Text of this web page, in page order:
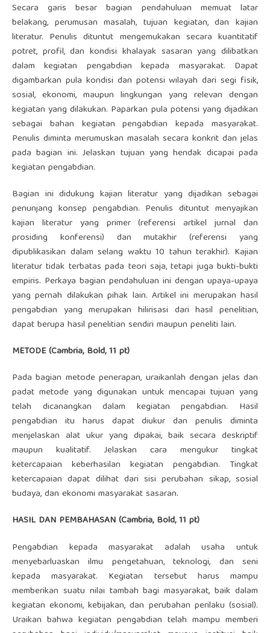
Secara garis besar bagian pendahuluan memuat latar
belakang, perumusan masalah, tujuan kegiatan, dan kajian
literatur. Penulis dituntut mengemukakan secara kuantitatif
potret, profil, dan kondisi khalayak sasaran yang dilibatkan
dalam kegiatan pengabdian kepada masyarakat. Dapat
digambarkan pula kondisi dan potensi wilayah dari segi fisik,
sosial, ekonomi, maupun lingkungan yang relevan dengan
kegiatan yang dilakukan. Paparkan pula potensi yang dijadikan
sebagai bahan kegiatan pengabdian kepada masyarakat.
Penulis diminta merumuskan masalah secara konkrit dan jelas
pada bagian ini. Jelaskan tujuan yang hendak dicapai pada
kegiatan pengabdian.
Bagian ini didukung kajian literatur yang dijadikan sebagai
penunjang konsep pengabdian. Penulis dituntut menyajikan
kajian literatur yang primer (referensi artikel jurnal dan
prosiding konferensi) dan mutakhir (referensi yang
dipublikasikan dalam selang waktu 10 tahun terakhir). Kajian
literatur tidak terbatas pada teori saja, tetapi juga bukti-bukti
empiris. Perkaya bagian pendahuluan ini dengan upaya-upaya
yang pernah dilakukan pihak lain. Artikel ini merupakan hasil
pengabdian yang merupakan hilirisasi dari hasil penelitian,
dapat berupa hasil penelitian sendiri maupun peneliti lain.
METODE (Cambria, Bold, 11 pt)
Pada bagian metode penerapan, uraikanlah dengan jelas dan
padat metode yang digunakan untuk mencapai tujuan yang
telah dicanangkan dalam kegiatan pengabdian. Hasil
pengabdian itu harus dapat diukur dan penulis diminta
menjelaskan alat ukur yang dipakai, baik secara deskriptif
maupun kualitatif. Jelaskan cara mengukur tingkat
ketercapaian keberhasilan kegiatan pengabdian. Tingkat
ketercapaian dapat dilihat dari sisi perubahan sikap, sosial
budaya, dan ekonomi masyarakat sasaran.
HASIL DAN PEMBAHASAN (Cambria, Bold, 11 pt)
Pengabdian kepada masyarakat adalah usaha untuk
menyebarluaskan ilmu pengetahuan, teknologi, dan seni
kepada masyarakat. Kegiatan tersebut harus mampu
memberikan suatu nilai tambah bagi masyarakat, baik dalam
kegiatan ekonomi, kebijakan, dan perubahan perilaku (sosial).
Uraikan bahwa kegiatan pengabdian telah mampu memberi